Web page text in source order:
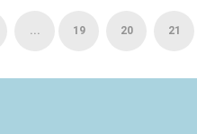
... 19 20 21